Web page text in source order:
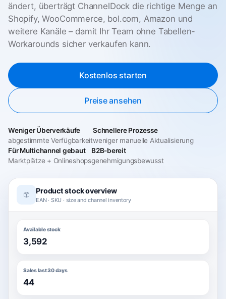
ändert, überträgt ChannelDock die richtige Menge an
Shopify, WooCommerce, bol.com, Amazon und
weitere Kanäle – damit Ihr Team ohne Tabellen-
Workarounds sicher verkaufen kann.
Kostenlos starten
Preise ansehen
Weniger Überverkäufe
abgestimmte Verfügbarkeit
Schnellere Prozesse
weniger manuelle Aktualisierung
Für Multichannel gebaut
Marktplätze + Onlineshops
B2B-bereit
genehmigungsbewusst
Product stock overview
EAN · SKU · size and channel inventory
Available stock
3,592
Sales last 30 days
44